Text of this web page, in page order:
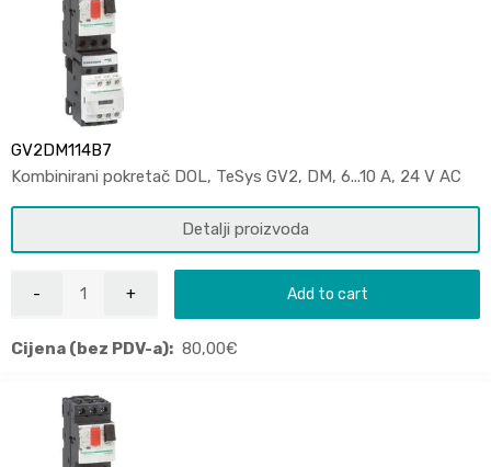
GV2DM114B7
Kombinirani pokretač DOL, TeSys GV2, DM, 6...10 A, 24 V AC
Detalji proizvoda
Add to cart
Cijena (bez PDV-a): 80,00€